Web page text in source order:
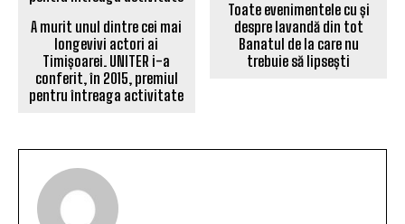
A murit unul dintre cei mai
longevivi actori ai
Timișoarei. UNITER i-a
conferit, în 2015, premiul
pentru întreaga activitate
Toate evenimentele cu și
despre lavandă din tot
Banatul de la care nu
trebuie să lipsești